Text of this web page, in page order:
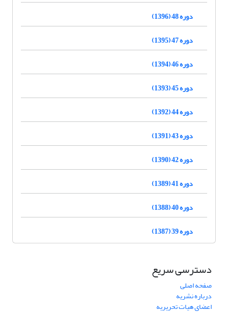
دوره 48 (1396)
دوره 47 (1395)
دوره 46 (1394)
دوره 45 (1393)
دوره 44 (1392)
دوره 43 (1391)
دوره 42 (1390)
دوره 41 (1389)
دوره 40 (1388)
دوره 39 (1387)
دسترسی سریع
صفحه اصلی
درباره نشریه
اعضای هیات تحریریه